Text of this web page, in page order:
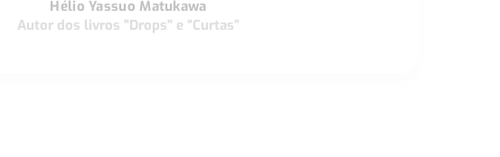
Hélio Yassuo Matukawa
Autor dos livros "Drops" e “Curtas”